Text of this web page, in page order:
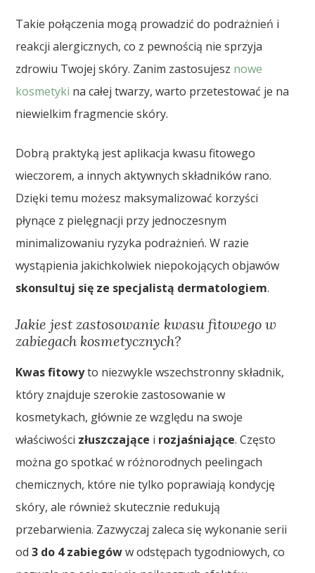
Takie połączenia mogą prowadzić do podrażnień i
reakcji alergicznych, co z pewnością nie sprzyja
zdrowiu Twojej skóry. Zanim zastosujesz nowe
kosmetyki na całej twarzy, warto przetestować je na
niewielkim fragmencie skóry.
Dobrą praktyką jest aplikacja kwasu fitowego
wieczorem, a innych aktywnych składników rano.
Dzięki temu możesz maksymalizować korzyści
płynące z pielęgnacji przy jednoczesnym
minimalizowaniu ryzyka podrażnień. W razie
wystąpienia jakichkolwiek niepokojących objawów
skonsultuj się ze specjalistą dermatologiem.
Jakie jest zastosowanie kwasu fitowego w
zabiegach kosmetycznych?
Kwas fitowyto niezwykle wszechstronny składnik,
który znajduje szerokie zastosowanie w
kosmetykach, głównie ze względu na swoje
właściwości złuszczające i rozjaśniające. Często
można go spotkać w różnorodnych peelingach
chemicznych, które nie tylko poprawiają kondycję
skóry, ale również skutecznie redukują
przebarwienia. Zazwyczaj zaleca się wykonanie serii
od3 do 4 zabiegóww odstępach tygodniowych, co